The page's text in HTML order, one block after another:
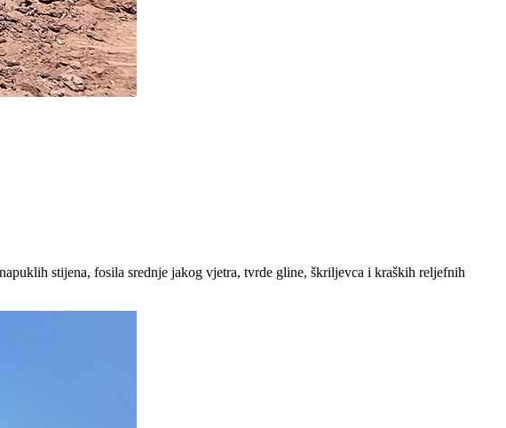
stijena, fosila srednje jakog vjetra, tvrde gline, škriljevca i kraških reljefnih